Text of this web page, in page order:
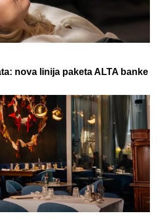
nova linija paketa ALTA banke